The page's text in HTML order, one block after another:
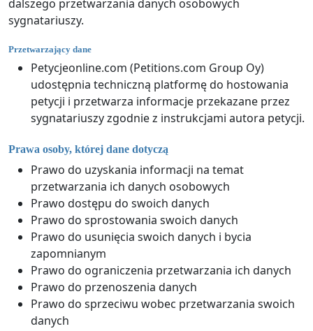
dalszego przetwarzania danych osobowych
sygnatariuszy.
Przetwarzający dane
Petycjeonline.com (Petitions.com Group Oy)
udostępnia techniczną platformę do hostowania
petycji i przetwarza informacje przekazane przez
sygnatariuszy zgodnie z instrukcjami autora petycji.
Prawa osoby, której dane dotyczą
Prawo do uzyskania informacji na temat
przetwarzania ich danych osobowych
Prawo dostępu do swoich danych
Prawo do sprostowania swoich danych
Prawo do usunięcia swoich danych i bycia
zapomnianym
Prawo do ograniczenia przetwarzania ich danych
Prawo do przenoszenia danych
Prawo do sprzeciwu wobec przetwarzania swoich
danych